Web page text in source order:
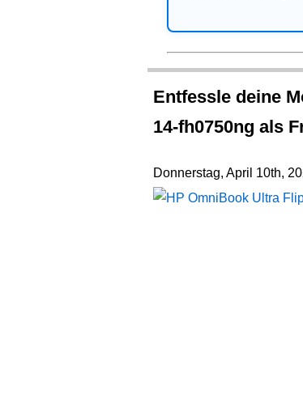
Entfessle deine
14-fh0750ng als
Donnerstag, April 10th,